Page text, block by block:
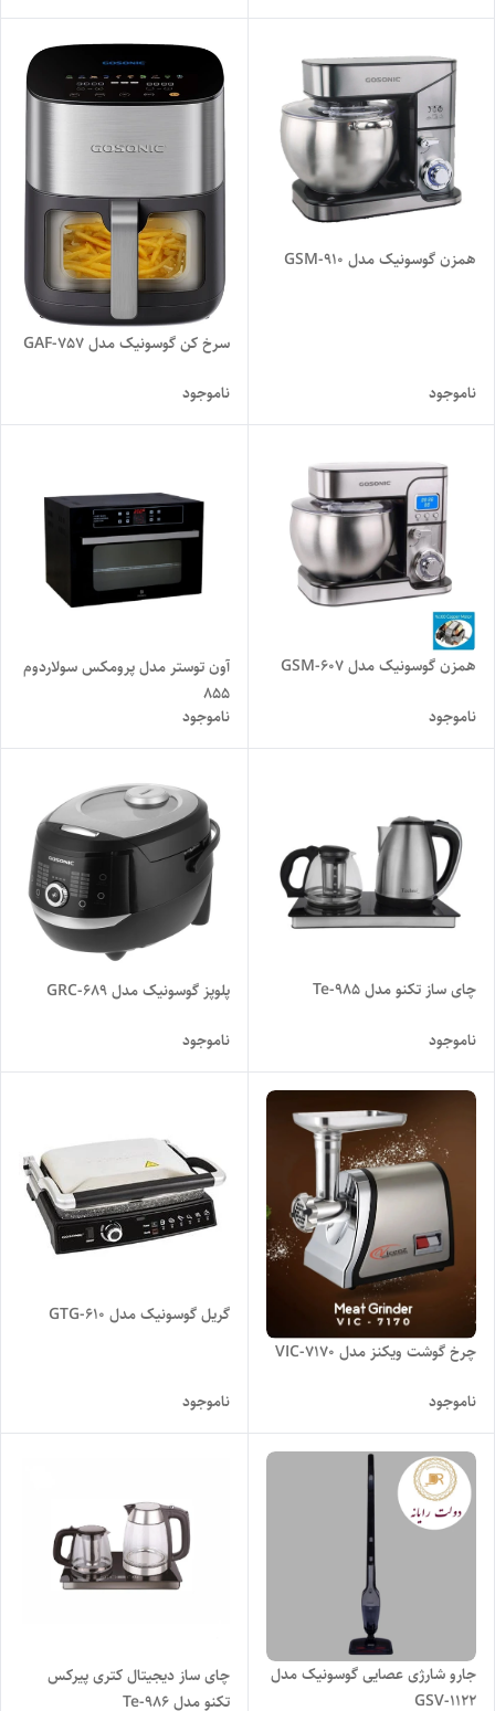
همزن گوسونیک مدل GSM-910
ناموجود
سرخ کن گوسونیک مدل GAF-757
ناموجود
همزن گوسونیک مدل GSM-607
ناموجود
آون توستر مدل پرومکس سولاردوم
855
ناموجود
چای ساز تکنو مدل Te-985
ناموجود
پلوپز گوسونیک مدل GRC-689
ناموجود
چرخ گوشت ویکنز مدل VIC-7170
ناموجود
گریل گوسونیک مدل GTG-610
ناموجود
جارو شارژی عصایی گوسونیک مدل
GSV-1122
چای ساز دیجیتال کتری پیرکس
تکنو مدل Te-986